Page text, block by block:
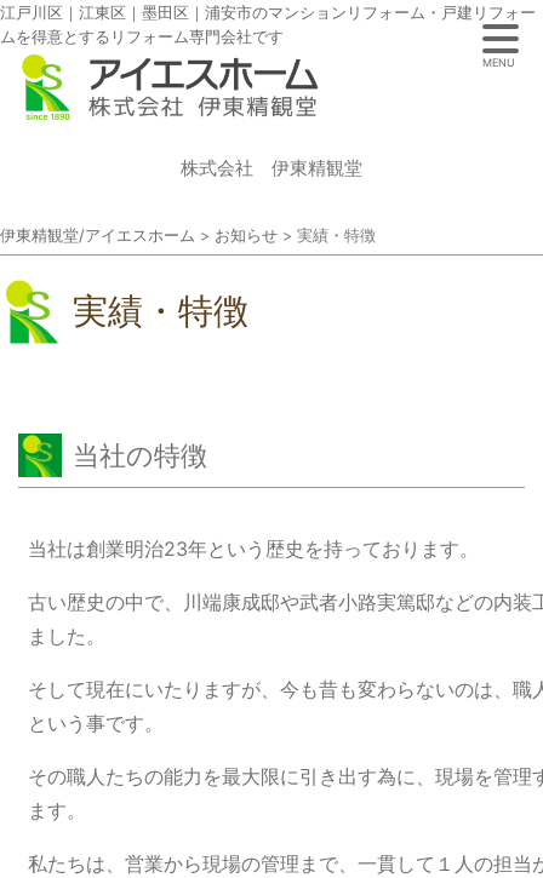
江戸川区｜江東区｜墨田区｜浦安市のマンションリフォーム・戸建リフォー
ムを得意とするリフォーム専門会社です
株式会社 伊東精観堂
伊東精観堂/アイエスホーム > お知らせ > 実績・特徴
実績・特徴
当社の特徴
当社は創業明治23年という歴史を持っております。
古い歴史の中で、川端康成邸や武者小路実篤邸などの内装
ました。
そして現在にいたりますが、今も昔も変わらないのは、職
という事です。
その職人たちの能力を最大限に引き出す為に、現場を管理
ます。
私たちは、営業から現場の管理まで、一貫して１人の担当
MENU